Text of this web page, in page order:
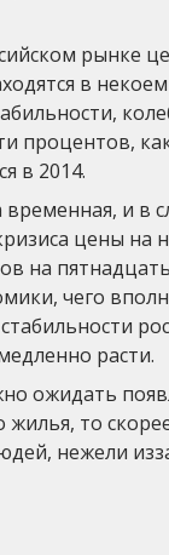
рынке
в
процентов,
в 2014.
и в
цены на
на
чего
расти.
ожидать
то
нежели